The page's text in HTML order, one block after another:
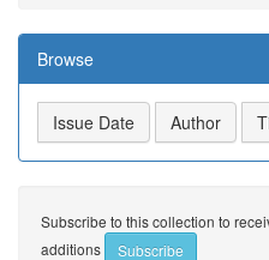
Browse
Subscribe to this collection to
additions